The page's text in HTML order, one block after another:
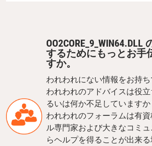
するためにもっとお手
すか。
われわれにない情報をお持ち
われわれのアドバイスは役
るいは何か不足していますか
われわれのフォーラムは有
ル専門家および大きなコミ
らヘルプを得ることが出来